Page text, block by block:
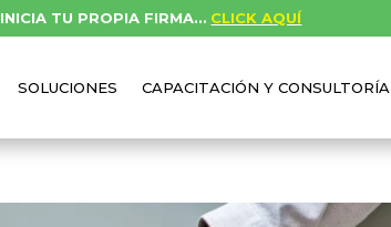
INICIA TU PROPIA FIRMA… CLICK AQUÍ
SOLUCIONES CAPACITACIÓN Y CONSULTORÍA